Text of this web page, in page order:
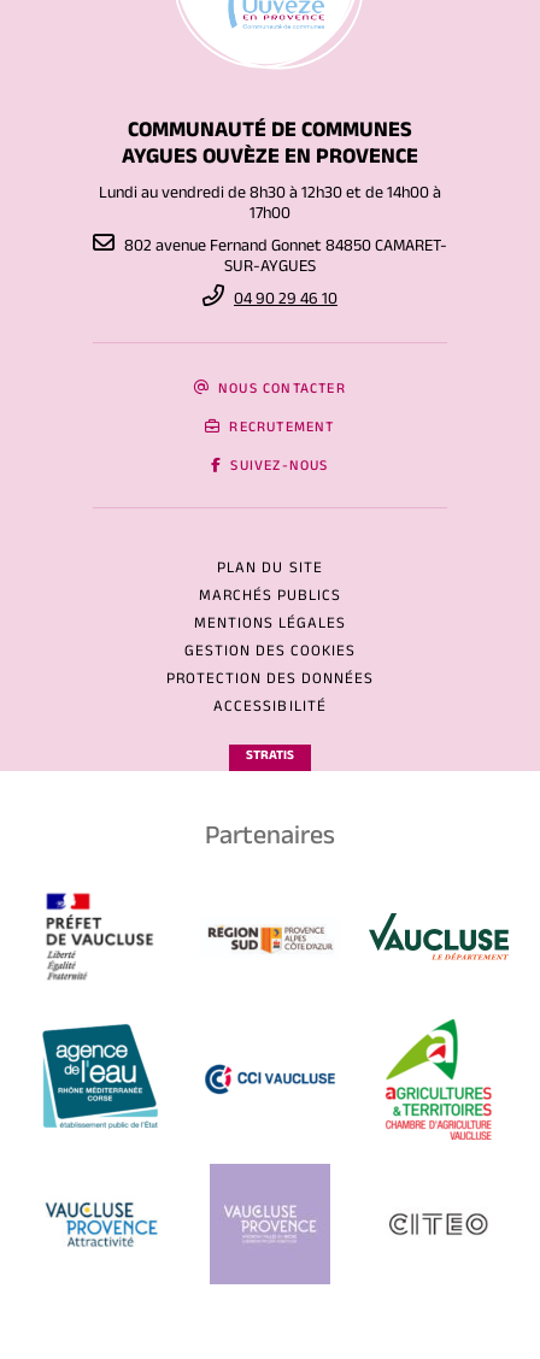
COMMUNAUTÉ DE COMMUNES
AYGUES OUVÈZE EN PROVENCE
Lundi au vendredi de 8h30 à 12h30 et de 14h00 à
17h00
802 avenue Fernand Gonnet 84850 CAMARET-
SUR-AYGUES
04 90 29 46 10
NOUS CONTACTER
RECRUTEMENT
SUIVEZ-NOUS
PLAN DU SITE
MARCHÉS PUBLICS
MENTIONS LÉGALES
GESTION DES COOKIES
PROTECTION DES DONNÉES
ACCESSIBILITÉ
STRATIS
Partenaires